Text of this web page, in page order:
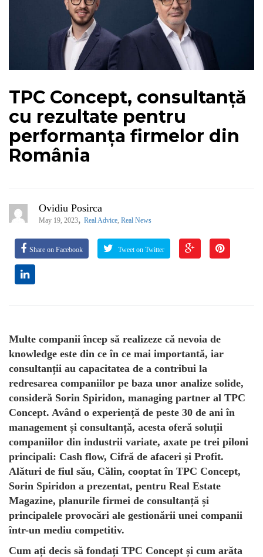
TPC Concept, consultanță
cu rezultate pentru
performanța firmelor din
România
Ovidiu Posirca
May 19, 2023, Real Advice, Real News
Share on Facebook Tweet on Twitter
Multe companii încep să realizeze că nevoia de
knowledge este din ce în ce mai importantă, iar
consultanții au capacitatea de a contribui la
redresarea companiilor pe baza unor analize solide,
consideră Sorin Spiridon, managing partner al TPC
Concept. Având o experiență de peste 30 de ani în
management și consultanță, acesta oferă soluții
companiilor din industrii variate, axate pe trei piloni
principali: Cash flow, Cifră de afaceri și Profit.
Alături de fiul său, Călin, cooptat în TPC Concept,
Sorin Spiridon a prezentat, pentru Real Estate
Magazine, planurile firmei de consultanță și
principalele provocări ale gestionării unei companii
într-un mediu competitiv.
Cum ați decis să fondați TPC Concept și cum arăta